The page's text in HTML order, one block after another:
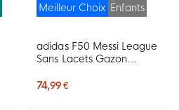
Meilleur Choix Enfants
adidas F50 Messi League
Sans Lacets Gazon
Foot (FG) Enfants Blanc
74,99 €